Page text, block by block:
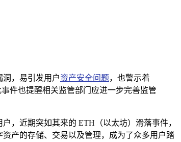
洞，易引发用户资产安全问题，也警示着
件也提醒相关监管部门应进一步完善监管
，近期突如其来的 ETH（以太坊）滑落事件，
产的存储、交易以及管理，成为了众多用户踏